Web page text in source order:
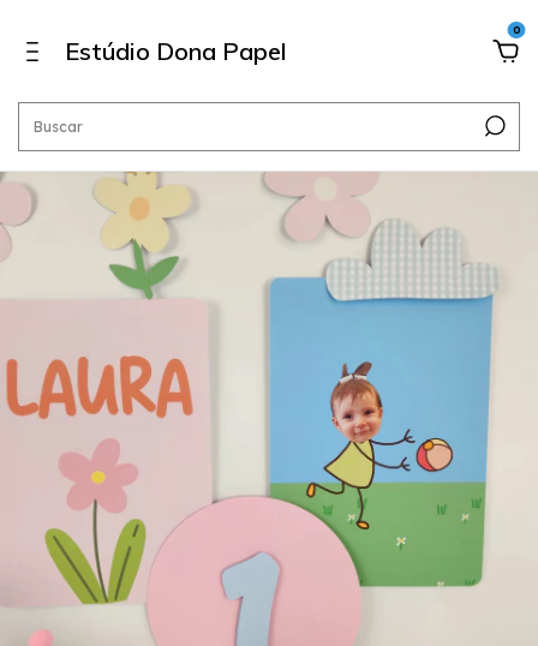
Estúdio Dona Papel
0